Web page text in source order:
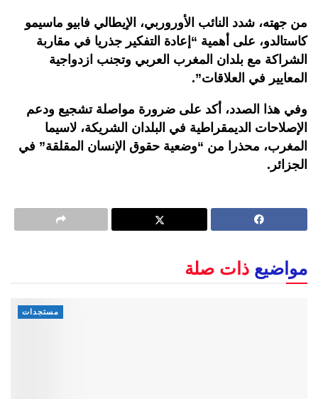
من جهته، شدد النائب الأوروربي، الإيطالي فابيو ماسيمو
كاستالدو، على أهمية “إعادة التفكير جذريا في مقاربة
الشراكة مع بلدان المغرب العربي وتجنب ازدواجية
المعايير في العلاقات”.
وفي هذا الصدد، أكد على ضرورة مواصلة تشجيع ودعم
الإصلاحات الديمقراطية في البلدان الشريكة، لاسيما
المغرب، محذرا من “وضعية حقوق الإنسان المقلقة” في
الجزائر.
مواضيع ذات صلة
مستجدات